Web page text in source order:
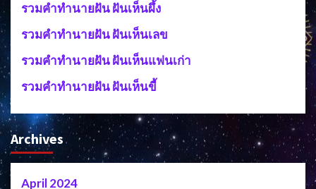
รวมคำทำนายฝัน ฝันเห็นผึ้ง
รวมคำทำนายฝัน ฝันเห็นเลข
รวมคำทำนายฝัน ฝันเห็นแฟนเก่า
รวมคำทำนายฝัน ฝันเห็นขี้
Archives
April 2024